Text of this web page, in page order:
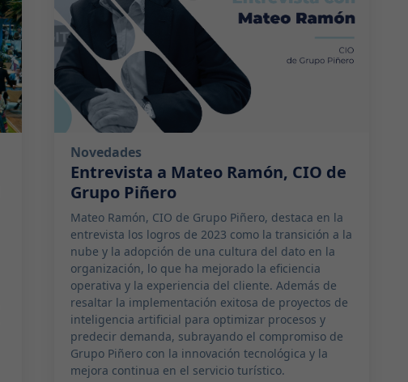
Novedades
Entrevista a Mateo Ramón, CIO de
Grupo Piñero
Mateo Ramón, CIO de Grupo Piñero, destaca en la
entrevista los logros de 2023 como la transición a la
nube y la adopción de una cultura del dato en la
organización, lo que ha mejorado la eficiencia
operativa y la experiencia del cliente. Además de
resaltar la implementación exitosa de proyectos de
inteligencia artificial para optimizar procesos y
predecir demanda, subrayando el compromiso de
Grupo Piñero con la innovación tecnológica y la
mejora continua en el servicio turístico.